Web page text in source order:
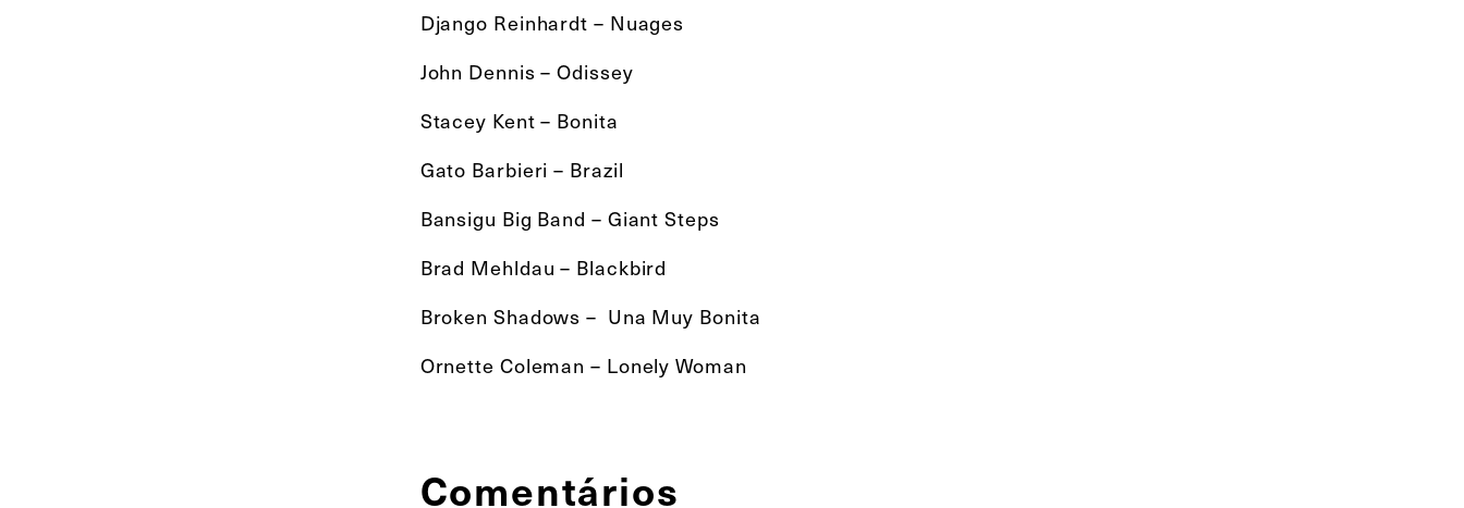
Django Reinhardt – Nuages
John Dennis – Odissey
Stacey Kent – Bonita
Gato Barbieri – Brazil
Bansigu Big Band – Giant Steps
Brad Mehldau – Blackbird
Broken Shadows – Una Muy Bonita
Ornette Coleman – Lonely Woman
Comentários